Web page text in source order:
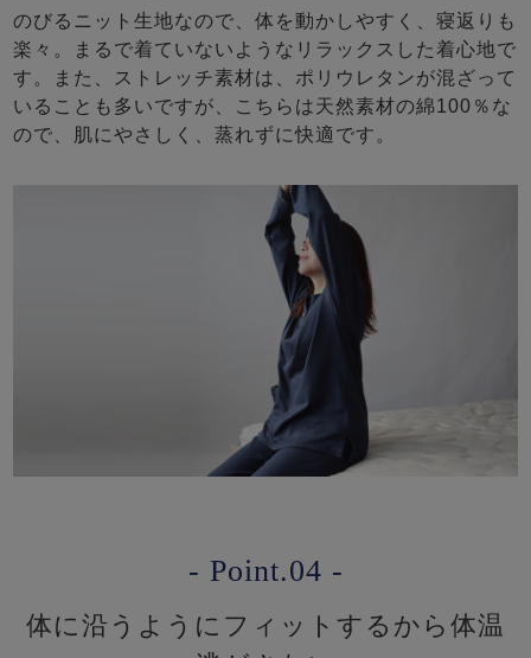
のびるニット生地なので、体を動かしやすく、寝返りも
楽々。まるで着ていないようなリラックスした着心地で
す。また、ストレッチ素材は、ポリウレタンが混ざって
いることも多いですが、こちらは天然素材の綿100％な
ので、肌にやさしく、蒸れずに快適です。
- Point.04 -
体に沿うようにフィットするから体温